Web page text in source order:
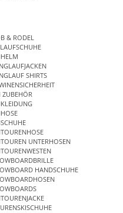
& RODEL
SHIRTS
ZUBEHÖR
UNTERHOSEN
HANDSCHUHE